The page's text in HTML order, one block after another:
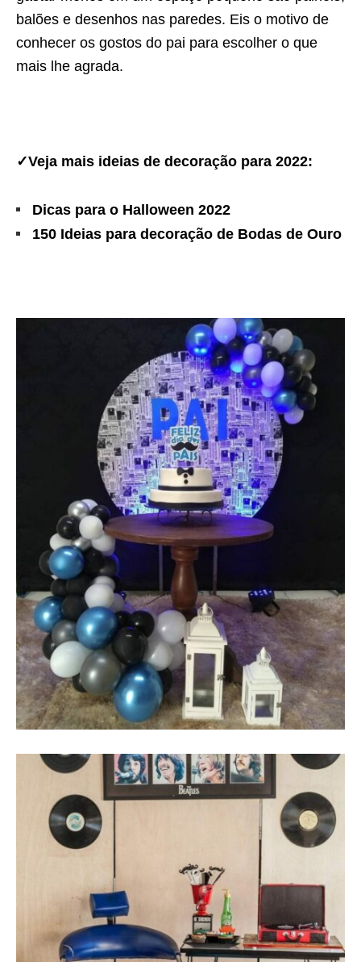
balões e desenhos nas paredes. Eis o motivo de
conhecer os gostos do pai para escolher o que
mais lhe agrada.
✓Veja mais ideias de decoração para 2022:
Dicas para o Halloween 2022
150 Ideias para decoração de Bodas de Ouro